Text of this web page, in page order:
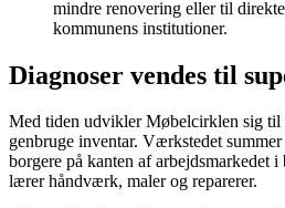
mindre renovering eller til
kommunens institutioner.
Diagnoser vendes til
Med tiden udvikler Møbelcirklen sig til
genbruge inventar. Værkstedet
borgere på kanten af arbejdsmarkedet
lærer håndværk, maler og reparerer.